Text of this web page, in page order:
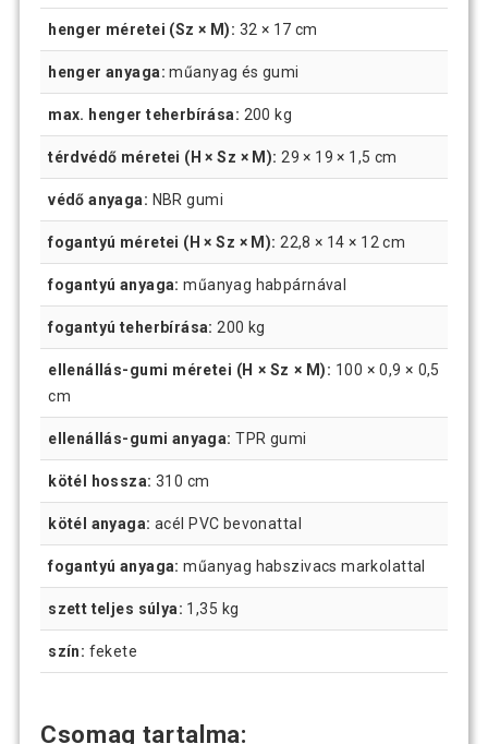
henger méretei (Sz × M): 32 × 17 cm
henger anyaga: műanyag és gumi
max. henger teherbírása: 200 kg
térdvédő méretei (H × Sz × M): 29 × 19 × 1,5 cm
védő anyaga: NBR gumi
fogantyú méretei (H × Sz × M): 22,8 × 14 × 12 cm
fogantyú anyaga: műanyag habpárnával
fogantyú teherbírása: 200 kg
ellenállás-gumi méretei (H × Sz × M): 100 × 0,9 × 0,5
cm
ellenállás-gumi anyaga: TPR gumi
kötél hossza: 310 cm
kötél anyaga: acél PVC bevonattal
fogantyú anyaga: műanyag habszivacs markolattal
szett teljes súlya: 1,35 kg
szín: fekete
Csomag tartalma: